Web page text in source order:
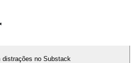
distrações no Substack